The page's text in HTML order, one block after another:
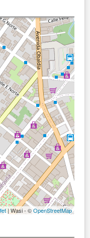
| Wasi - ©OpenStreetMap